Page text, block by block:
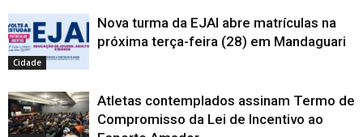
Cidade
Nova turma da EJAI abre matrículas na
próxima terça-feira (28) em Mandaguari
Atletas contemplados assinam Termo de
Compromisso da Lei de Incentivo ao